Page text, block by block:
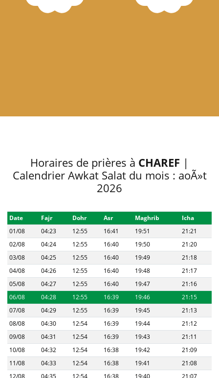
Horaires de prières à CHAREF |
Calendrier Awkat Salat du mois : aoÃ»t
2026
Date Fajr Dohr Asr Maghrib
Icha
01/08
04:23 12:55 16:41 19:51
21:21
02/08
04:24 12:55 16:40 19:50
21:20
03/08
04:25 12:55 16:40 19:49
21:18
04/08
04:26 12:55 16:40 19:48
21:17
05/08
04:27 12:55 16:40 19:47
21:16
06/08
04:28 12:55 16:39 19:46
21:15
07/08
04:29 12:55 16:39 19:45
21:13
08/08
04:30 12:54 16:39 19:44
21:12
09/08
04:31 12:54 16:39 19:43
21:11
10/08
04:32 12:54 16:38 19:42
21:09
11/08
04:33 12:54 16:38 19:41
21:08